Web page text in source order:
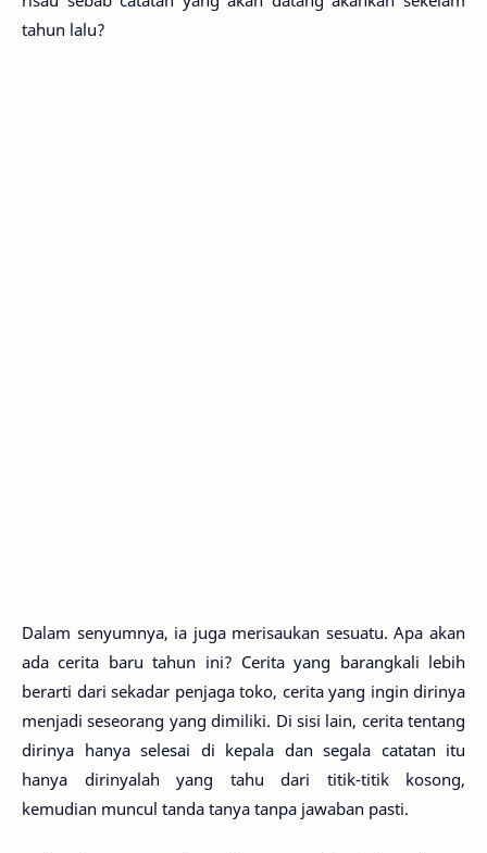
tahun lalu?
Dalam senyumnya, ia juga merisaukan sesuatu. Apa akan
ada cerita baru tahun ini? Cerita yang barangkali lebih
berarti dari sekadar penjaga toko, cerita yang ingin dirinya
menjadi seseorang yang dimiliki. Di sisi lain, cerita tentang
dirinya hanya selesai di kepala dan segala catatan itu
hanya dirinyalah yang tahu dari titik-titik kosong,
kemudian muncul tanda tanya tanpa jawaban pasti.